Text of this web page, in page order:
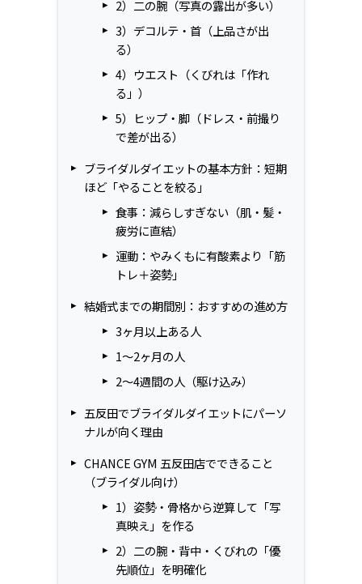
2）二の腕（写真の露出が多い）
3）デコルテ・首（上品さが出
る）
4）ウエスト（くびれは「作れ
る」）
5）ヒップ・脚（ドレス・前撮り
で差が出る）
ブライダルダイエットの基本方針：短期
ほど「やることを絞る」
食事：減らしすぎない（肌・髪・
疲労に直結）
運動：やみくもに有酸素より「筋
トレ＋姿勢」
結婚式までの期間別：おすすめの進め方
3ヶ月以上ある人
1〜2ヶ月の人
2〜4週間の人（駆け込み）
五反田でブライダルダイエットにパーソ
ナルが向く理由
CHANCE GYM 五反田店でできること
（ブライダル向け）
1）姿勢・骨格から逆算して「写
真映え」を作る
2）二の腕・背中・くびれの「優
先順位」を明確化